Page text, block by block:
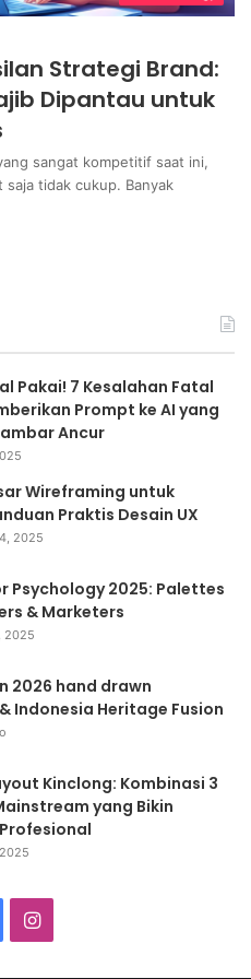
Strategi Brand:
Dipantau untuk
sangat kompetitif saat ini,
tidak cukup. Banyak
Pakai! 7 Kesalahan Fatal
Prompt ke AI yang
Ancur
Wireframing untuk
Praktis Desain UX
2025
Psychology 2025: Palettes
& Marketers
2025
2026 hand drawn
Indonesia Heritage Fusion
Kinclong: Kombinasi 3
yang Bikin
Instagram